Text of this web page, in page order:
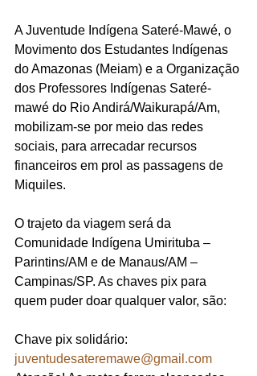
A Juventude Indígena Sateré-Mawé, o
Movimento dos Estudantes Indígenas
do Amazonas (Meiam) e a Organização
dos Professores Indígenas Sateré-
mawé do Rio Andirá/Waikurapá/Am,
mobilizam-se por meio das redes
sociais, para arrecadar recursos
financeiros em prol as passagens de
Miquiles.
O trajeto da viagem será da
Comunidade Indígena Umirituba –
Parintins/AM e de Manaus/AM –
Campinas/SP. As chaves pix para
quem puder doar qualquer valor, são:
Chave pix solidário:
juventudesateremawe@gmail.com